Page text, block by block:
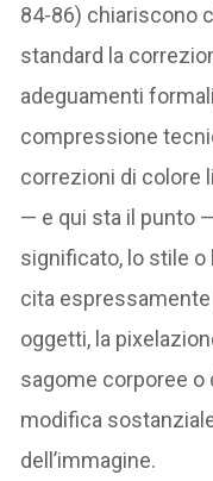
84-86) chiariscono
standard la
adeguamenti
compressione
correzioni di colore
— e qui sta il punto
significato, lo stile o
cita espressamente
oggetti, la
sagome corporee o
modifica
dell’immagine.